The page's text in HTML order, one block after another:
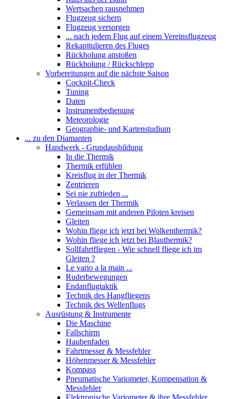
Wertsachen rausnehmen
Flugzeug sichern
Flugzeug versorgen
... nach jedem Flug auf einem Vereinsflugzeug
Rekapitulieren des Fluges
Rückholung anstoßen
Rückholung / Rückschlepp
Vorbereitungen auf die nächste Saison
Cockpit-Check
Tuning
Daten
Instrumentbedienung
Meteorologie
Geographie- und Kartenstudium
... zu den Diamanten
Handwerk - Grundausbildung
In die Thermik
Thermik erfühlen
Kreisflug in der Thermik
Zentrieren
Sei nie zufrieden ...
Verlassen der Thermik
Gemeinsam mit anderen Piloten kreisen
Gleiten
Wohin fliege ich jetzt bei Wolkenthermik?
Wohin fliege ich jetzt bei Blauthermik?
Sollfahrtfliegen - Wie schnell fliege ich im
Gleiten ?
Le vario a la main ...
Ruderbewegungen
Endanflugtaktik
Technik des Hangfliegens
Technik des Wellenflugs
Ausrüstung & Instrumente
Die Maschine
Fallschirm
Haubenfaden
Fahrtmesser & Messfehler
Höhenmesser & Messfehler
Kompass
Pneumatische Variometer, Kompensation &
Messfehler
Elektronische Variometer & ihre Messfehler